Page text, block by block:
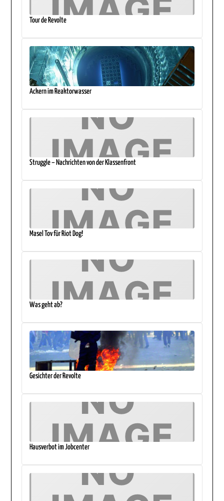
Tour de Revolte
Ackern im Reaktorwasser
Struggle – Nachrichten von der Klassenfront
Masel Tov für Riot Dog!
Was geht ab?
Gesichter der Revolte
Hausverbot im Jobcenter